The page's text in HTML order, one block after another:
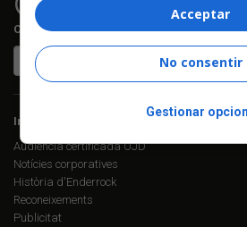
Cerca a Enderrock.cat:
Informació corporativa
Audiència certificada OJD
Notícies corporatives
Història d'Enderrock
Reconeixements
Publicitat
Acceptar
No consentir
Gestionar